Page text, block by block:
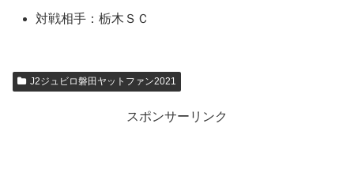
対戦相手：栃木ＳＣ
J2ジュビロ磐田ヤットファン2021
スポンサーリンク